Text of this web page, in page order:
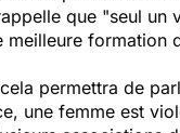
que "seul
meilleure formation
permettra de
une femme est